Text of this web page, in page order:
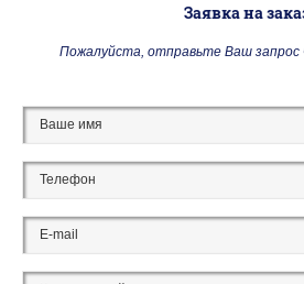
Заявка на
Пожалуйста, отправьте Ваш запрос